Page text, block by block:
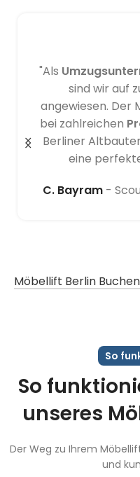
"Als
sind wir auf
angewiesen. Der
bei zahlreichen
Berliner
eine
C. Bayram
Möbellift Berlin Buchen
So
So
unseres
Der Weg zu Ihrem
und